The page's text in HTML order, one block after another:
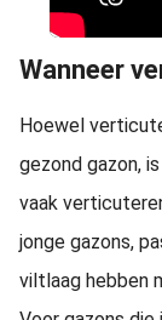
Wanneer
Hoewel
gezond gazon,
vaak
jonge gazons,
viltlaag hebben